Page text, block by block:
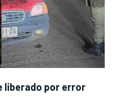
liberado por error